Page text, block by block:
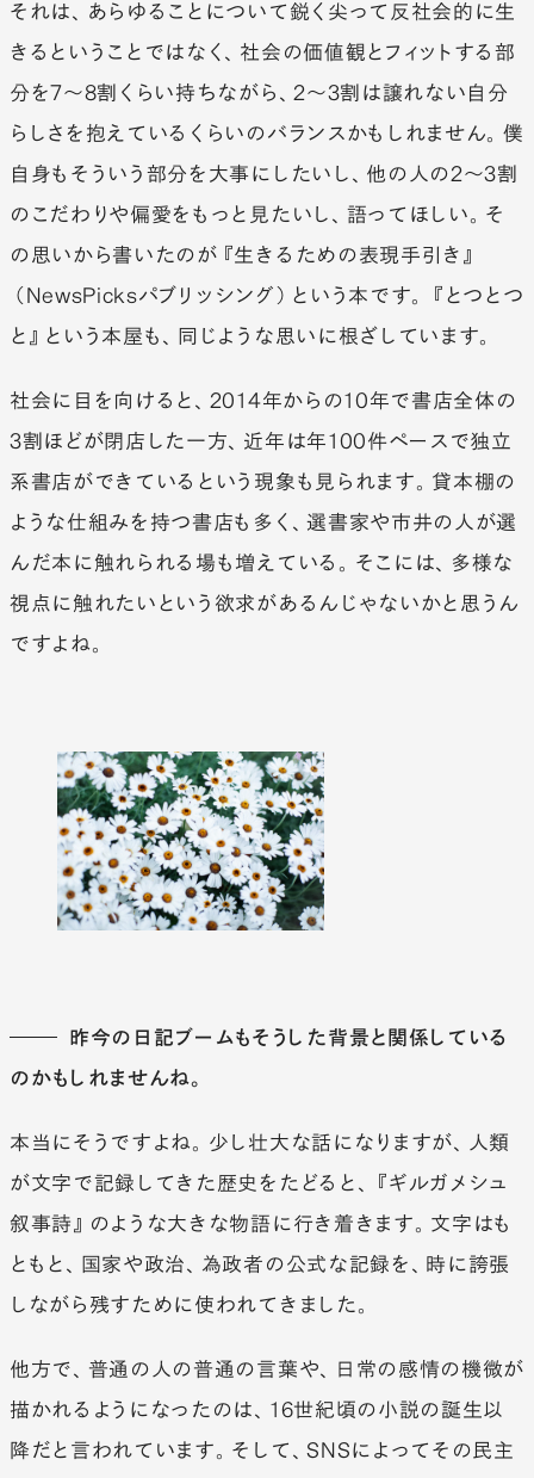
それは、あらゆることについて鋭く尖って反社会的に生
きるということではなく、社会の価値観とフィットする部
分を7〜8割くらい持ちながら、2〜3割は譲れない自分
らしさを抱えているくらいのバランスかもしれません。僕
自身もそういう部分を大事にしたいし、他の人の2〜3割
のこだわりや偏愛をもっと見たいし、語ってほしい。そ
の思いから書いたのが『生きるための表現手引き』
（NewsPicksパブリッシング）という本です。『とつとつ
と』という本屋も、同じような思いに根ざしています。
社会に目を向けると、2014年からの10年で書店全体の
3割ほどが閉店した一方、近年は年100件ペースで独立
系書店ができているという現象も見られます。貸本棚の
ような仕組みを持つ書店も多く、選書家や市井の人が選
んだ本に触れられる場も増えている。そこには、多様な
視点に触れたいという欲求があるんじゃないかと思うん
ですよね。
昨今の日記ブームもそうした背景と関係している
のかもしれませんね。
本当にそうですよね。少し壮大な話になりますが、人類
が文字で記録してきた歴史をたどると、『ギルガメシュ
叙事詩』のような大きな物語に行き着きます。文字はも
ともと、国家や政治、為政者の公式な記録を、時に誇張
しながら残すために使われてきました。
他方で、普通の人の普通の言葉や、日常の感情の機微が
描かれるようになったのは、16世紀頃の小説の誕生以
降だと言われています。そして、SNSによってその民主